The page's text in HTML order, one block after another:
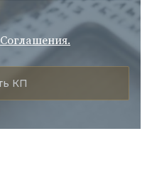
Cоглашения.